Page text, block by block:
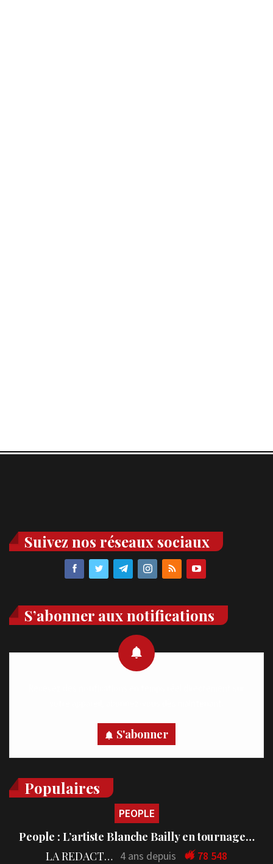
Suivez nos réseaux sociaux
S’abonner aux notifications
S'abonner
Populaires
PEOPLE
People : L’artiste Blanche Bailly en tournage…
LA REDACTION 4 ans depuis 78 548